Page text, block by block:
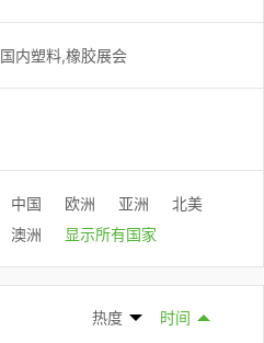
国内塑料,橡胶展会
中国 欧洲 亚洲
北美
澳洲 显示所有国家
热度 时间